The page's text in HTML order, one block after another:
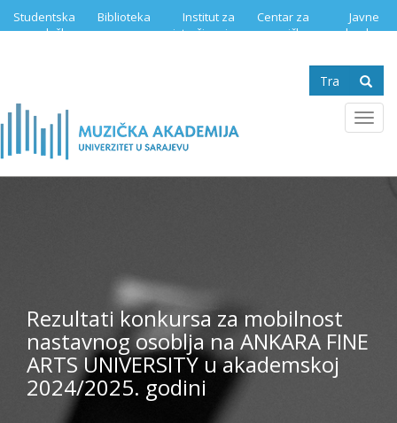
Studentska
služba
Biblioteka
Institut za
istraživanje
Centar za
muzičku
Javne
nabavke
Search
form
Rezultati konkursa za mobilnost
nastavnog osoblja na ANKARA FINE
ARTS UNIVERSITY u akademskoj
2024/2025. godini